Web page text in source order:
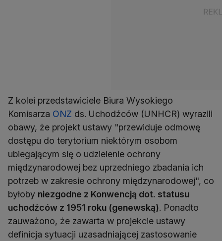
Z kolei przedstawiciele Biura Wysokiego
Komisarza ONZ ds. Uchodźców (UNHCR) wyrazili
obawy, że projekt ustawy "przewiduje odmowę
dostępu do terytorium niektórym osobom
ubiegającym się o udzielenie ochrony
międzynarodowej bez uprzedniego zbadania ich
potrzeb w zakresie ochrony międzynarodowej", co
byłoby niezgodne z Konwencją dot. statusu
uchodźców z 1951 roku (genewską). Ponadto
zauważono, że zawarta w projekcie ustawy
definicja sytuacji uzasadniającej zastosowanie